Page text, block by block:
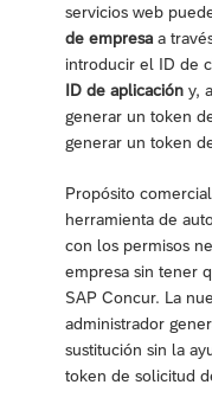
servicios web
de empresa a
introducir el ID de
ID de aplicación y,
generar un token
generar un token
Propósito
herramienta de
con los permisos
empresa sin tener
SAP Concur. La
administrador
sustitución sin la
token de solicitud